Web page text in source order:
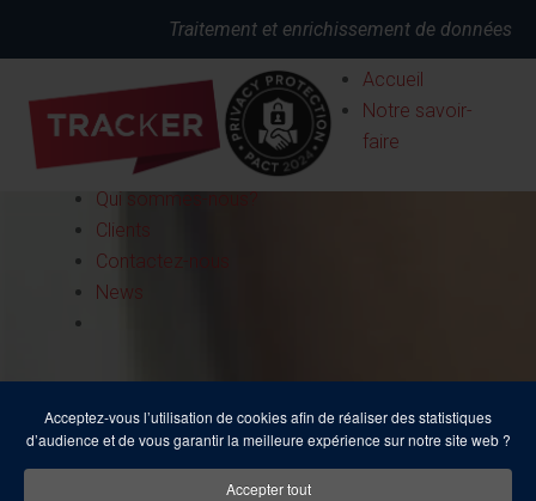
Traitement et enrichissement de données
Accueil
Notre savoir-
faire
Qui sommes-nous?
Clients
Contactez-nous
News
Acceptez-vous l’utilisation de cookies afin de réaliser des statistiques
d’audience et de vous garantir la meilleure expérience sur notre site web ?
Accepter tout